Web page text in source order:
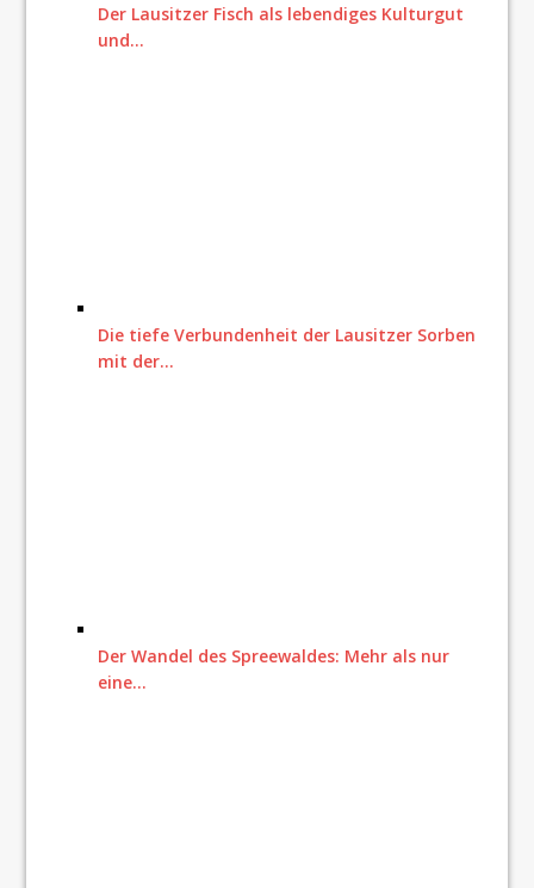
Der Lausitzer Fisch als lebendiges Kulturgut
und…
Die tiefe Verbundenheit der Lausitzer Sorben
mit der…
Der Wandel des Spreewaldes: Mehr als nur
eine…